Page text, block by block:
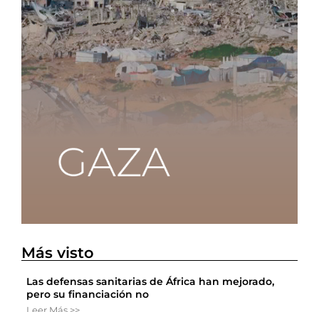
Más visto
Las defensas sanitarias de África han mejorado,
pero su financiación no
Leer Más >>